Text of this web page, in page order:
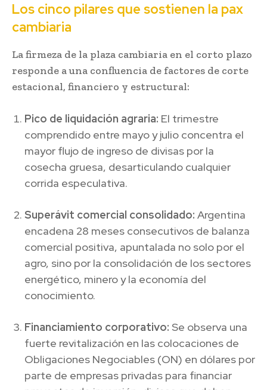
Los cinco pilares que sostienen la pax
cambiaria
La firmeza de la plaza cambiaria en el corto plazo
responde a una confluencia de factores de corte
estacional, financiero y estructural:
Pico de liquidación agraria: El trimestre
comprendido entre mayo y julio concentra el
mayor flujo de ingreso de divisas por la
cosecha gruesa, desarticulando cualquier
corrida especulativa.
Superávit comercial consolidado: Argentina
encadena 28 meses consecutivos de balanza
comercial positiva, apuntalada no solo por el
agro, sino por la consolidación de los sectores
energético, minero y la economía del
conocimiento.
Financiamiento corporativo: Se observa una
fuerte revitalización en las colocaciones de
Obligaciones Negociables (ON) en dólares por
parte de empresas privadas para financiar